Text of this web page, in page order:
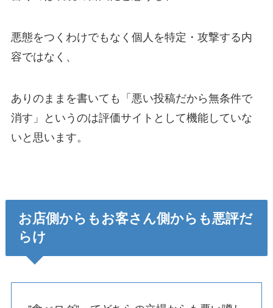
悪態をつくわけでもなく個人を特定・攻撃する内
容ではなく、
ありのままを書いても「悪い投稿だから無条件で
消す」というのは評価サイトとして機能していな
いと思います。
お店側からもお客さん側からも悪評だ
らけ